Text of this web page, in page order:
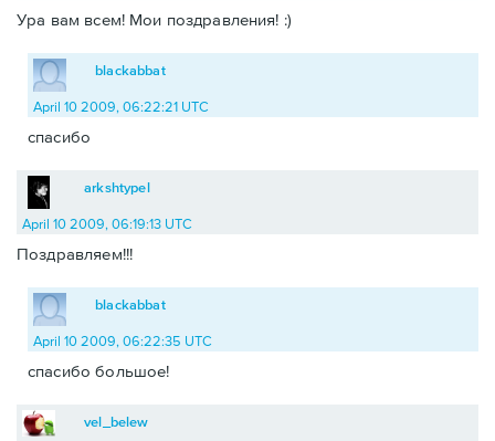
Ура вам всем! Мои поздравления! :)
blackabbat
April 10 2009, 06:22:21 UTC
спасибо
arkshtypel
April 10 2009, 06:19:13 UTC
Поздравляем!!!
blackabbat
April 10 2009, 06:22:35 UTC
спасибо большое!
vel_belew